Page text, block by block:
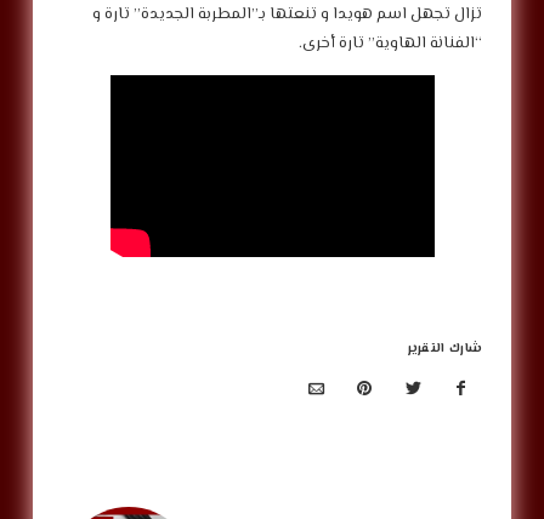
تزال تجهل اسم هويدا و تنعتها بـ”المطربة الجديدة” تارة و
“الفنانة الهاوية” تارة أخرى.
شارك التقرير